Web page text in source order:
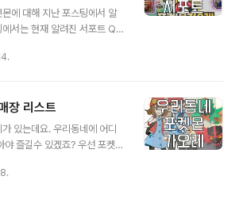
에 대해 지난 포스팅에서 알
서는 현재 알려진 서포트 QR
리지 않았었죠..ㅋ 이번시간
! | 갸라도스 갸라도스는 생각
게 되더라구요... | 보만다 보
적은 없어요! | 미끄래곤 미끄
나왔던거 같아요.
장 리스트
있는데요. 우리동네에 어디
야 즐길수 있겠죠? 우선 포켓몬
겠습니다. | 도시별 포켓몬 가